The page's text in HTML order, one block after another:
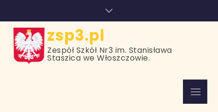
content
zsp3.pl
Zespół Szkół Nr3 im. Stanisława
Staszica we Włoszczowie.
Menu